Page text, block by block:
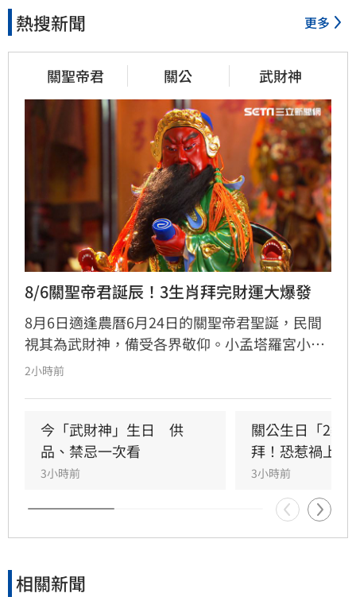
熱搜新聞 更多
關聖帝君 關公 武財神
8/6關聖帝君誕辰！3生肖拜完財運大爆發
8月6日適逢農曆6月24日的關聖帝君聖誕，民間
視其為武財神，備受各界敬仰。小孟塔羅宮小立
指出，關聖帝君誕辰當日誠心祭拜，有望獲得神
產；生肖狗偏財運強，有望獲意外之財。專家強
調，無論生肖為何，只要虔誠備妥供品祭祀，皆
能祈求聖帝祖庇佑，迎來事業順遂與財源廣進的
好運勢，建議民眾把握良機，為下半年佈局求
財。
2小時前
今「武財神」生日　供
品、禁忌一次看
3小時前
關公生日「2類
拜！恐惹禍上身
3小時前
相關新聞